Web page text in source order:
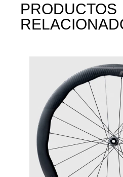
PRODUCTOS